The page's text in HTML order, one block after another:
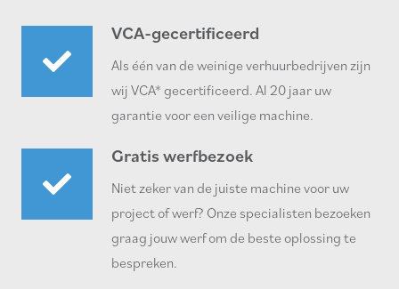
VCA-gecertificeerd
Als één van de weinige verhuurbedrijven zijn
wij VCA* gecertificeerd. Al 20 jaar uw
garantie voor een veilige machine.
Gratis werfbezoek
Niet zeker van de juiste machine voor uw
project of werf? Onze specialisten bezoeken
graag jouw werf om de beste oplossing te
bespreken.